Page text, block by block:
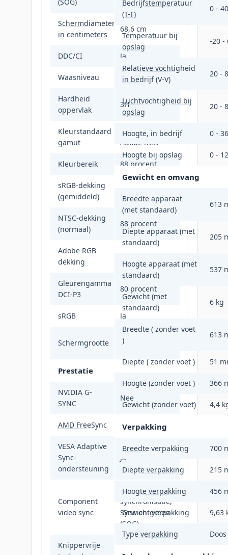
Schermdiameter
in centimeters
68,6 cm
DDC/CI Ja
Waasniveau 25 procent
Hardheid
oppervlak
3H
Kleurstandaard
gamut
sRGB, NTSC,
Adobe RGB
Kleurbereik 88 procent
sRGB-dekking
(gemiddeld)
NTSC-dekking
(normaal)
88 procent
Adobe RGB
dekking
Gleurengamma
DCI-P3
80 procent
sRGB Ja
Schermgrootte
27 inch/68.6
Prestatie
NVIDIA G-
SYNC
Nee
AMD FreeSync Nee
VESA Adaptive
Sync-
ondersteuning
Ja
Component
video sync
Gescheiden
synchronisatie,
Sync-on-green
(SOG)
Knippervrije
Bedrijfstemperatuur
(T-T)
0 -
Temperatuur bij
opslag
-20 -
Relatieve vochtigheid
in bedrijf (V-V)
20 -
Luchtvochtigheid bij
opslag
20 -
Hoogte, in bedrijf 0 -
Hoogte bij opslag 0 -
Gewicht en omvang
Breedte apparaat
(met standaard)
613
Diepte apparaat (met
standaard)
205
Hoogte apparaat (met
standaard)
537
Gewicht (met
standaard)
6 kg
Breedte ( zonder voet
)
613
Diepte ( zonder voet ) 51
Hoogte (zonder voet ) 366
Gewicht (zonder voet) 4,4
Verpakking
Breedte verpakking 700
Diepte verpakking 215
Hoogte verpakking 456
Gewicht verpakking 9,63
Type verpakking Doos